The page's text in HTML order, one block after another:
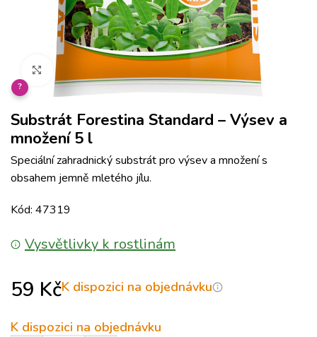
Klikněte pro zvětšení
?
Substrát Forestina Standard – Výsev a
množení 5 l
Speciální zahradnický substrát pro výsev a množení s
obsahem jemně mletého jílu.
Kód: 47319
Vysvětlivky k rostlinám
59 KčK dispozici na objednávku
K dispozici na objednávku